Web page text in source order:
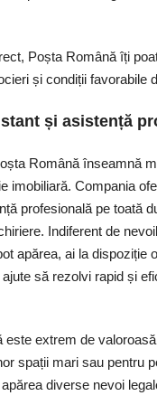
Poșta Română îți
și condiții favorabile
și asistență
Română înseamnă
imobiliară. Compania
profesională pe toată
Indiferent de
apărea, ai la dispoziție
să rezolvi rapid și
este extrem de
spații mari sau pentru
diverse nevoi